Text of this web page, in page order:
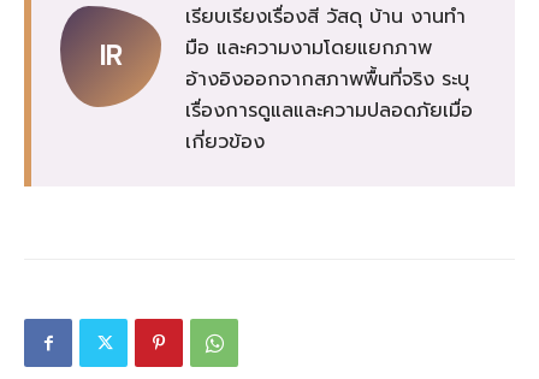
IR
เรียบเรียงเรื่องสี วัสดุ บ้าน งานทำ
มือ และความงามโดยแยกภาพ
อ้างอิงออกจากสภาพพื้นที่จริง ระบุ
เรื่องการดูแลและความปลอดภัยเมื่อ
เกี่ยวข้อง